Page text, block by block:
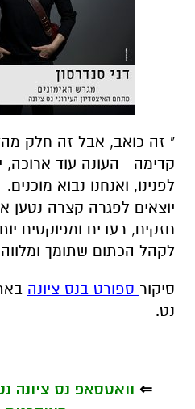
" זה כואב, אבל זה חלק
קדימה העונה עוד ארוכה,
לפנינו, ואנחנו נבוא מוכנים.
יוצאים לפגרה קצרה נטען
חזקים, רעבים ומפוקסים
לקהל הכתום שתומך
סיקור ספורט בנס ציונה
נט.
⇐ וואטסאפ נס ציונה